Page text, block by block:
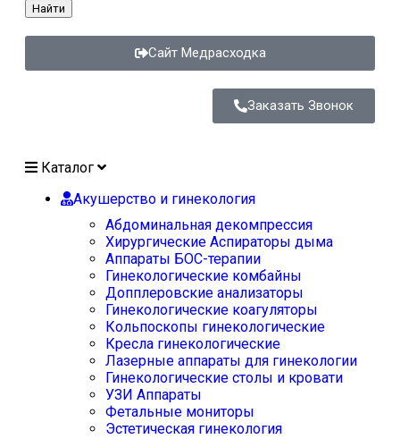
Найти
Сайт Медрасходка
Заказать Звонок
Каталог
Акушерство и гинекология
Абдоминальная декомпрессия
Хирургические Аспираторы дыма
Аппараты БОС-терапии
Гинекологические комбайны
Допплеровские анализаторы
Гинекологические коагуляторы
Кольпоскопы гинекологические
Кресла гинекологические
Лазерные аппараты для гинекологии
Гинекологические столы и кровати
УЗИ Аппараты
Фетальные мониторы
Эстетическая гинекология